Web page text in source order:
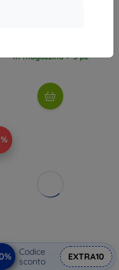
In magazzino > 5 pz
Codice
sconto
EXTRA10